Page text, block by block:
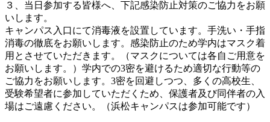
３、当日参加する皆様へ、下記感染防止対策のご協力をお願
いします。
キャンパス入口にて消毒液を設置しています。手洗い・手指
消毒の徹底をお願いします。感染防止のため学内はマスク着
用とさせていただきます。（マスクについては各自ご用意を
お願いします。）学内での3密を避けるため適切な行動等の
ご協力をお願いします。3密を回避しつつ、多くの高校生、
受験希望者に参加していただくため、保護者及び同伴者の入
場はご遠慮ください。（浜松キャンパスは参加可能です）